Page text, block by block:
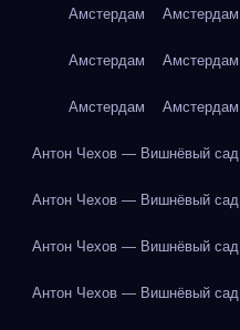
Амстердам Амстердам
Амстердам Амстердам
Амстердам Амстердам
Антон Чехов — Вишнёвый сад
Антон Чехов — Вишнёвый сад
Антон Чехов — Вишнёвый сад
Антон Чехов — Вишнёвый сад